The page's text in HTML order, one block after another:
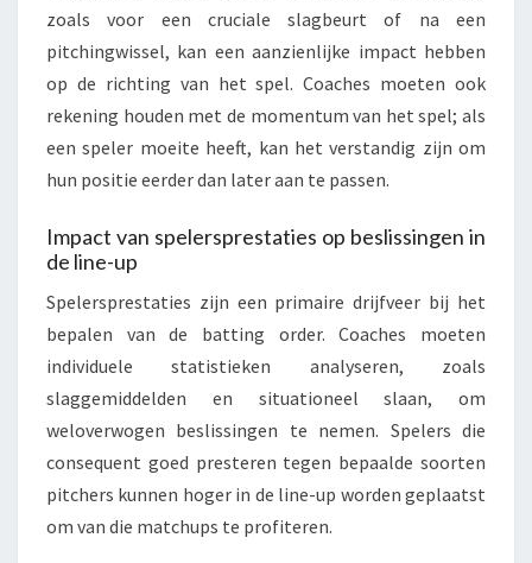
zoals voor een cruciale slagbeurt of na een
pitchingwissel, kan een aanzienlijke impact hebben
op de richting van het spel. Coaches moeten ook
rekening houden met de momentum van het spel; als
een speler moeite heeft, kan het verstandig zijn om
hun positie eerder dan later aan te passen.
Impact van spelersprestaties op beslissingen in
de line-up
Spelersprestaties zijn een primaire drijfveer bij het
bepalen van de batting order. Coaches moeten
individuele statistieken analyseren, zoals
slaggemiddelden en situationeel slaan, om
weloverwogen beslissingen te nemen. Spelers die
consequent goed presteren tegen bepaalde soorten
pitchers kunnen hoger in de line-up worden geplaatst
om van die matchups te profiteren.